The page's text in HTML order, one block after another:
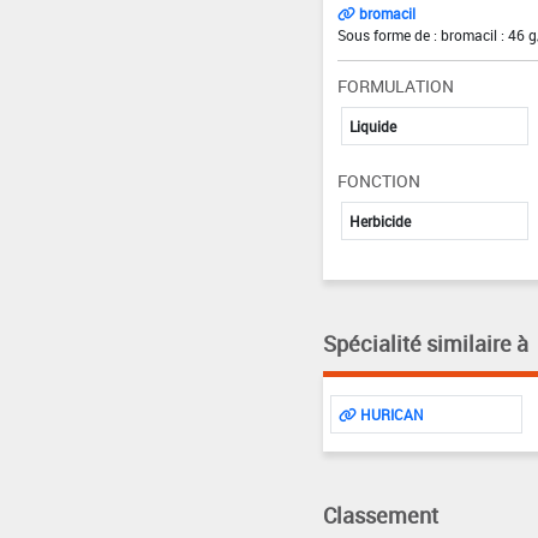
bromacil
Sous forme de : bromacil : 46
FORMULATION
Liquide
FONCTION
Herbicide
Spécialité similaire à
HURICAN
Classement